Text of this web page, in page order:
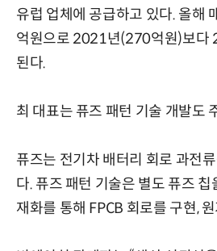
유럽 업체에 공급하고 있다. 올해
억원으로 2021년(270억원)보다
된다.
최 대표는 퓨즈 패턴 기술 개발도
퓨즈는 전기차 배터리 회로 과전
다. 퓨즈 패턴 기술은 별도 퓨즈 칩
재화를 통해 FPCB 회로를 구현,